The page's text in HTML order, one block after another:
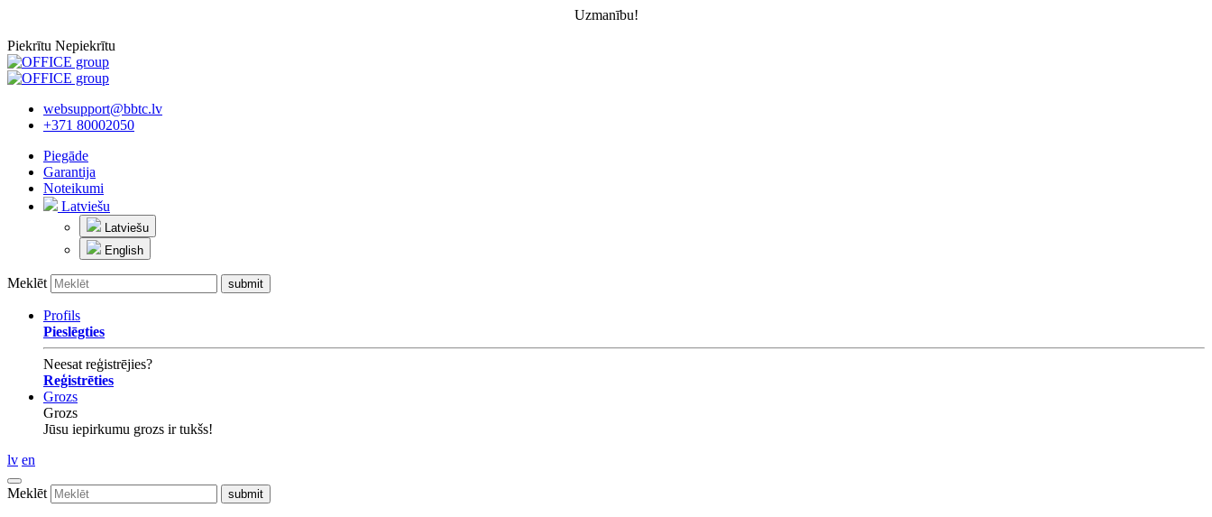
Uzmanību!
Piekrītu Nepiekrītu
websupport@bbtc.lv
+371 80002050
Piegāde
Garantija
Noteikumi
Latviešu
Latviešu
English
Meklēt
Profils
Pieslēgties
Neesat reģistrējies?
Reģistrēties
Grozs
Grozs
Jūsu iepirkumu grozs ir tukšs!
lv en
Meklēt